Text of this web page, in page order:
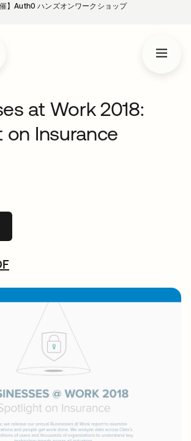
】Auth0 ハンズオンワークショップ
at Work 2018:
on Insurance